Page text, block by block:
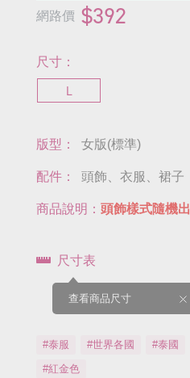
網路價 $392
尺寸：
L
版型： 女版(標準)
配件： 頭飾、衣服、裙子
商品說明： 頭飾樣式隨機
尺寸表
查看商品尺寸
#泰服 #世界各國 #泰國
#紅金色